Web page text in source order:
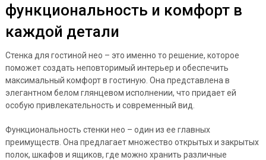
функциональность и комфорт в
каждой детали
Стенка для гостиной нео – это именно то решение, которое
поможет создать неповторимый интерьер и обеспечить
максимальный комфорт в гостиную. Она представлена в
элегантном белом глянцевом исполнении, что придает ей
особую привлекательность и современный вид.
Функциональность стенки нео – один из ее главных
преимуществ. Она предлагает множество открытых и закрытых
полок, шкафов и ящиков, где можно хранить различные